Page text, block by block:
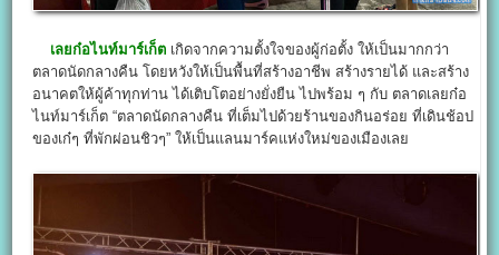
เลยก๋อไนท์มาร์เก็ต เกิดจากความตั้งใจของผู้ก่อตั้ง ให้เป็นมากกว่า
ตลาดนัดกลางคืน โดยหวังให้เป็นพื้นที่สร้างอาชีพ สร้างรายได้ และสร้าง
อนาคตให้ผู้ค้าทุกท่าน ได้เติบโตอย่างยั่งยืน ไปพร้อม ๆ กับ ตลาดเลยก๋อ
ไนท์มาร์เก็ต “ตลาดนัดกลางคืน ที่เต็มไปด้วยร้านของกินอร่อย ที่เดินช้อป
ของเก๋ๆ ที่พักผ่อนชิวๆ” ให้เป็นแลนมาร์คแห่งใหม่ของเมืองเลย